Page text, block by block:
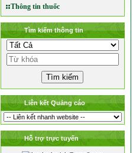
Thông tin thuốc
Tìm kiếm thông tin
Liên kết Quảng cáo
Hỗ trợ trực tuyến